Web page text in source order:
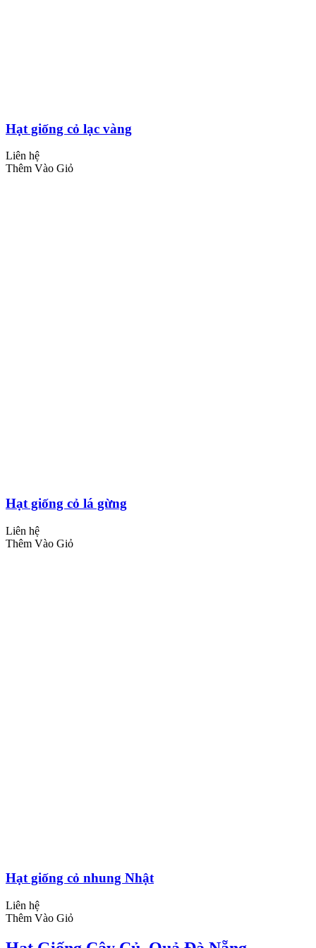
Hạt giống cỏ lạc vàng
Liên hệ
Thêm Vào Giỏ
Hạt giống cỏ lá gừng
Liên hệ
Thêm Vào Giỏ
Hạt giống cỏ nhung Nhật
Liên hệ
Thêm Vào Giỏ